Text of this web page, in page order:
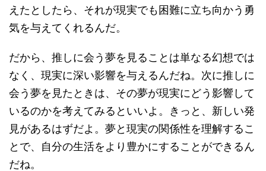
えたとしたら、それが現実でも困難に立ち向かう勇
気を与えてくれるんだ。
だから、推しに会う夢を見ることは単なる幻想では
なく、現実に深い影響を与えるんだね。次に推しに
会う夢を見たときは、その夢が現実にどう影響して
いるのかを考えてみるといいよ。きっと、新しい発
見があるはずだよ。夢と現実の関係性を理解するこ
とで、自分の生活をより豊かにすることができるん
だね。